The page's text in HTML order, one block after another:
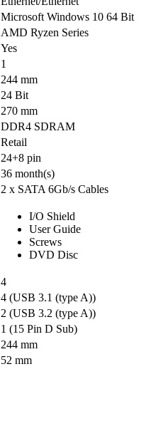
Microsoft Windows 10 64 Bit
AMD Ryzen Series
Yes
1
244 mm
24 Bit
270 mm
DDR4 SDRAM
Retail
24+8 pin
36 month(s)
2 x SATA 6Gb/s Cables
I/O Shield
User Guide
Screws
DVD Disc
4
4 (USB 3.1 (type A))
2 (USB 3.2 (type A))
1 (15 Pin D Sub)
244 mm
52 mm